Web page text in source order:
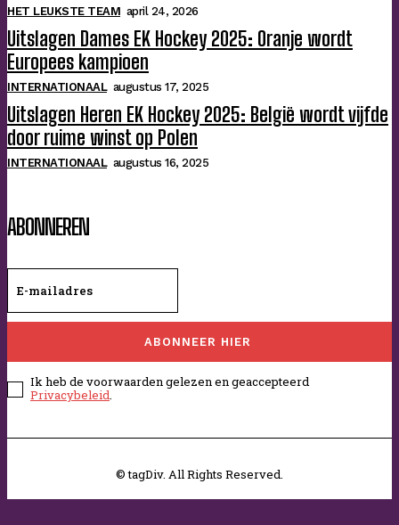
HET LEUKSTE TEAM april 24, 2026
Uitslagen Dames EK Hockey 2025: Oranje wordt
Europees kampioen
INTERNATIONAAL augustus 17, 2025
Uitslagen Heren EK Hockey 2025: België wordt vijfde
door ruime winst op Polen
INTERNATIONAAL augustus 16, 2025
ABONNEREN
ABONNEER HIER
Ik heb de voorwaarden gelezen en geaccepteerd
Privacybeleid.
© tagDiv. All Rights Reserved.